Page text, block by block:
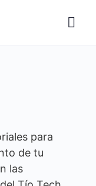
para
de tu
las